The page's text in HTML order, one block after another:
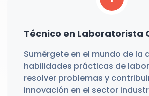
Técnico en Laboratorista
Sumérgete en el mundo de la
habilidades prácticas de
resolver problemas y
innovación en el sector